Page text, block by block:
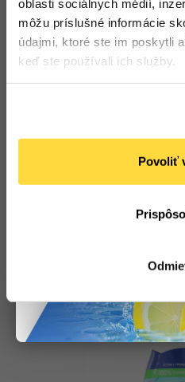
oblasti sociálnych médií,
môžu príslušné informácie
údajmi, ktoré ste im poskytli
keď ste používali ich služby.
Povoliť
LENOR Spring